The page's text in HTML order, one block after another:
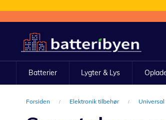
to
Content
Batterier Lygter & Lys
Forsiden Elektronik tilbehør